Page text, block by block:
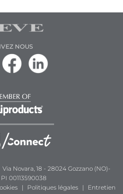
NOUS
Via Novara, 18 - 28024 Gozzano (NO)-
PI 00113590038
| Politiques légales |
Entretien